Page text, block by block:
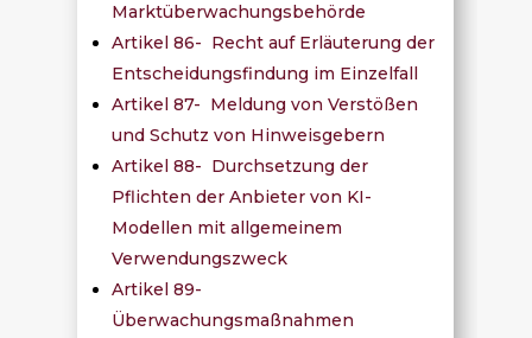
Marktüberwachungsbehörde
Artikel 86- Recht auf Erläuterung der
Entscheidungsfindung im Einzelfall
Artikel 87- Meldung von Verstößen
und Schutz von Hinweisgebern
Artikel 88- Durchsetzung der
Pflichten der Anbieter von KI-
Modellen mit allgemeinem
Verwendungszweck
Artikel 89-
Überwachungsmaßnahmen